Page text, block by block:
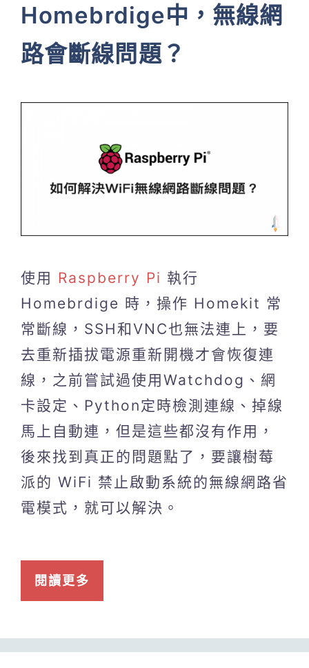
Homebrdige中，無線網
路會斷線問題？
使用 Raspberry Pi 執行
Homebrdige 時，操作 Homekit 常
常斷線，SSH和VNC也無法連上，要
去重新插拔電源重新開機才會恢復連
線，之前嘗試過使用Watchdog、網
卡設定、Python定時檢測連線、掉線
馬上自動連，但是這些都沒有作用，
後來找到真正的問題點了，要讓樹莓
派的 WiFi 禁止啟動系統的無線網路省
電模式，就可以解決。
閱讀更多